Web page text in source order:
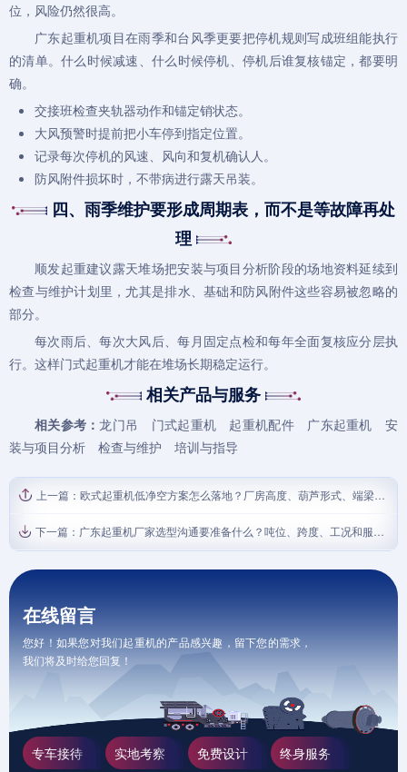
位，风险仍然很高。
广东起重机项目在雨季和台风季更要把停机规则写成班组能执行
的清单。什么时候减速、什么时候停机、停机后谁复核锚定，都要明
确。
交接班检查夹轨器动作和锚定销状态。
大风预警时提前把小车停到指定位置。
记录每次停机的风速、风向和复机确认人。
防风附件损坏时，不带病进行露天吊装。
四、雨季维护要形成周期表，而不是等故障再处
理
顺发起重建议露天堆场把安装与项目分析阶段的场地资料延续到
检查与维护计划里，尤其是排水、基础和防风附件这些容易被忽略的
部分。
每次雨后、每次大风后、每月固定点检和每年全面复核应分层执
行。这样门式起重机才能在堆场长期稳定运行。
相关产品与服务
相关参考：龙门吊 门式起重机 起重机配件 广东起重机
安
装与项目分析
检查与维护 培训与指导
上一篇： 欧式起重机低净空方案怎么落地？厂房高度、葫芦形式、端梁与维保通道核对表
下一篇： 广东起重机厂家选型沟通要准备什么？吨位、跨度、工况和服务边界清单
在线留言
您好！如果您对我们起重机的产品感兴趣，留下您的需求，
我们将及时给您回复！
专车接待 实地考察 免费设计 终身服务